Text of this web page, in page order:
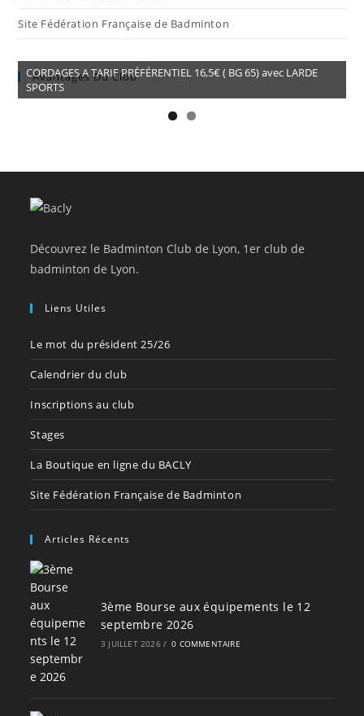
Site Fédération Française de Badminton
Avantages Du Club
CORDAGES A TARIF PRÉFÉRENTIEL 16,5€ ( BG 65) avec LARDE
SPORTS
Découvrez le Badminton Club de Lyon, 1er club de
badminton de Lyon.
Liens Utiles
Le mot du président 25/26
Calendrier du club
Inscriptions au club
Stages
La Boutique en ligne du BACLY
Site Fédération Française de Badminton
Articles Récents
3ème Bourse aux équipements le 12
septembre 2026
3 JUILLET 2026 / 0 COMMENTAIRE